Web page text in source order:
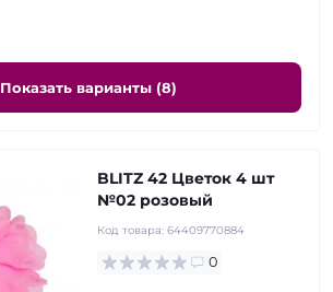
Показать варианты (8)
BLITZ 42 Цветок 4 шт
№02 розовый
Код товара: 64409770884
0